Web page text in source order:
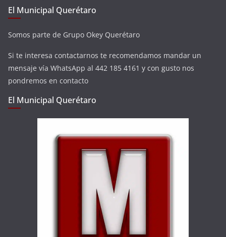
El Municipal Querétaro
Somos parte de Grupo Okey Querétaro
Si te interesa contactarnos te recomendamos mandar un
mensaje vía WhatsApp al 442 185 4161 y con gusto nos
pondremos en contacto
El Municipal Querétaro